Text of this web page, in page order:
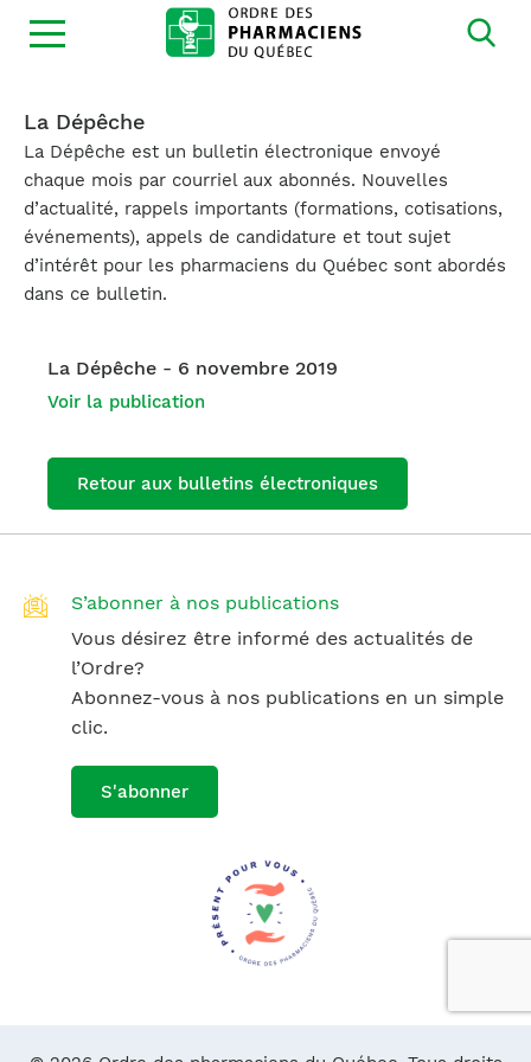
Ouvrir
la
La Dépêche
La Dépêche est un bulletin électronique envoyé
chaque mois par courriel aux abonnés. Nouvelles
d’actualité, rappels importants (formations, cotisations,
événements), appels de candidature et tout sujet
d’intérêt pour les pharmaciens du Québec sont abordés
dans ce bulletin.
La Dépêche - 6 novembre 2019
Voir la publication
Retour aux bulletins électroniques
S’abonner à nos publications
Vous désirez être informé des actualités de
l’Ordre?
Abonnez-vous à nos publications en un simple
clic.
S'abonner